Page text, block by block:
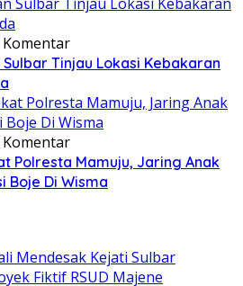
Komentar
Tinjau Lokasi Kebakaran
Komentar
Polresta Mamuju, Jaring Anak
Boje Di Wisma